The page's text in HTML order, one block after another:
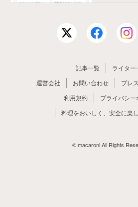
記事一覧
ライター
運営会社
お問い合わせ
プレ
利用規約
プライバシー
料理をおいしく、安全に楽
© macaroni All Rights